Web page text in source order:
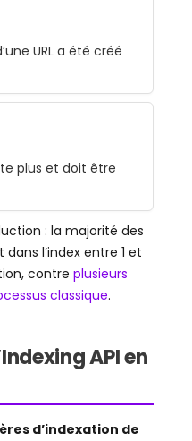
URL a été créé
plus et doit être
: la majorité des
dans l’index entre 1 et
contre plusieurs
classique.
API en
d’indexation de